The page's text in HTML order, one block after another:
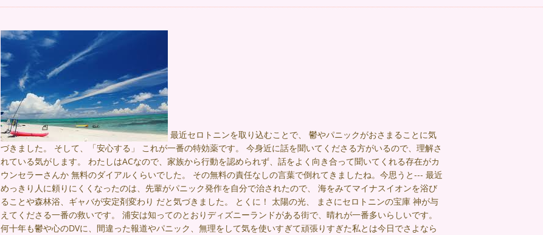
最近セロトニンを取り込むことで、 鬱やパニックがおさまることに気
づきました。 そして、「安心する」 これが一番の特効薬です。 今身近に話を聞いてくださる方がいるので、理解さ
れている気がします。 わたしはACなので、家族から行動を認められず、話をよく向き合って聞いてくれる存在がカ
ウンセラーさんか 無料のダイアルくらいでした。 その無料の責任なしの言葉で倒れてきましたね。今思うと‐‐‐ 最近
めっきり人に頼りにくくなったのは、先輩がパニック発作を自分で治されたので、 海をみてマイナスイオンを浴び
ることや森林浴、ギャバが安定剤変わり だと気づきました。 とくに！ 太陽の光、 まさにセロトニンの宝庫 神が与
えてくださる一番の救いです。 浦安は知ってのとおりディズニーランドがある街で、晴れが一番多いらしいです。
何十年も鬱や心のDVに、間違った報道やパニック、無理をして気を使いすぎて頑張りすぎた私とは今日でさよなら